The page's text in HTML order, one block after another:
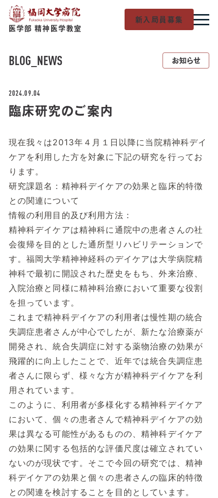
医学部 精神医学教室
新入局員募集
BLOG _NEWS お知らせ
2024.09.04
臨床研究のご案内
現在我々は2013年４月１日以降に当院精神科デイ
ケアを利用した方を対象に下記の研究を行ってお
ります。
研究課題名：精神科デイケアの効果と臨床的特徴
との関連について
情報の利用目的及び利用方法：
精神科デイケアは精神科に通院中の患者さんの社
会復帰を目的とした通所型リハビリテーションで
す。福岡大学精神神経科のデイケアは大学病院精
神科で最初に開設された歴史をもち、外来治療、
入院治療と同様に精神科治療において重要な役割
を担っています。
これまで精神科デイケアの利用者は慢性期の統合
失調症患者さんが中心でしたが、新たな治療薬が
開発され、統合失調症に対する薬物治療の効果が
飛躍的に向上したことで、近年では統合失調症患
者さんに限らず、様々な方が精神科デイケアを利
用されています。
このように、利用者が多様化する精神科デイケア
において、個々の患者さんで精神科デイケアの効
果は異なる可能性があるものの、精神科デイケア
の効果に関する包括的な評価尺度は確立されてい
ないのが現状です。そこで今回の研究では、精神
科デイケアの効果と個々の患者さんの臨床的特徴
との関連を検討することを目的としています。